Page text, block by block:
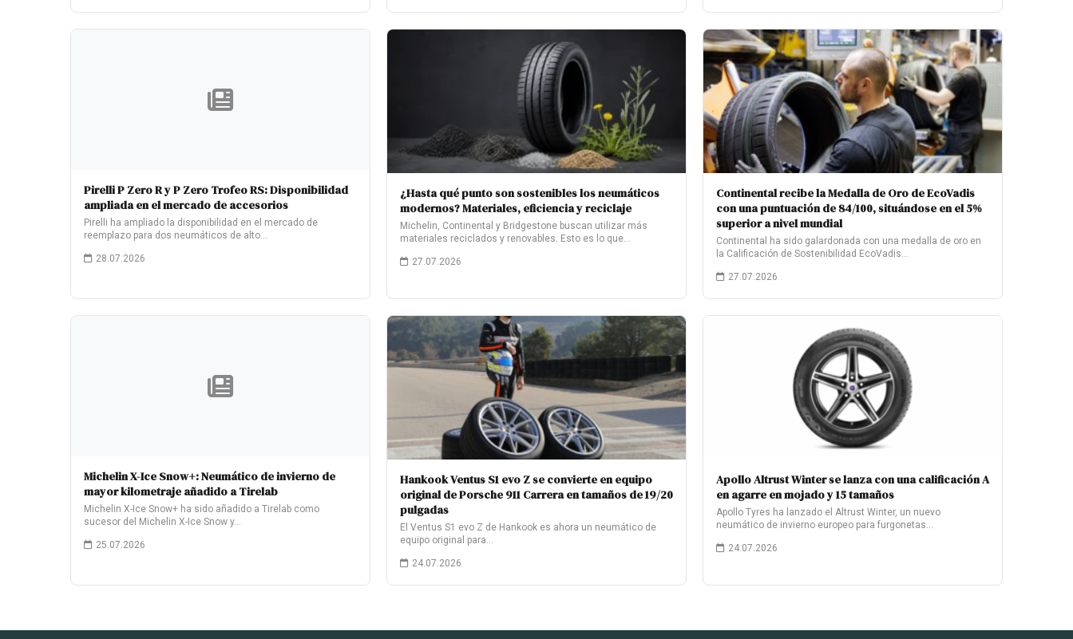
Pirelli P Zero R y P Zero Trofeo RS: Disponibilidad
ampliada en el mercado de accesorios
Pirelli ha ampliado la disponibilidad en el mercado de
reemplazo para dos neumáticos de alto…
28.07.2026
¿Hasta qué punto son sostenibles los neumáticos
modernos? Materiales, eficiencia y reciclaje
Michelin, Continental y Bridgestone buscan utilizar más
materiales reciclados y renovables. Esto es lo que…
27.07.2026
Continental recibe la Medalla de Oro de EcoVadis
con una puntuación de 84/100, situándose en el 5%
superior a nivel mundial
Continental ha sido galardonada con una medalla de oro en
la Calificación de Sostenibilidad EcoVadis…
27.07.2026
Michelin X-Ice Snow+: Neumático de invierno de
mayor kilometraje añadido a Tirelab
Michelin X-Ice Snow+ ha sido añadido a Tirelab como
sucesor del Michelin X-Ice Snow y…
25.07.2026
Hankook Ventus S1 evo Z se convierte en equipo
original de Porsche 911 Carrera en tamaños de 19/20
pulgadas
El Ventus S1 evo Z de Hankook es ahora un neumático de
equipo original para…
24.07.2026
Apollo Altrust Winter se lanza con una calificación A
en agarre en mojado y 15 tamaños
Apollo Tyres ha lanzado el Altrust Winter, un nuevo
neumático de invierno europeo para furgonetas…
24.07.2026